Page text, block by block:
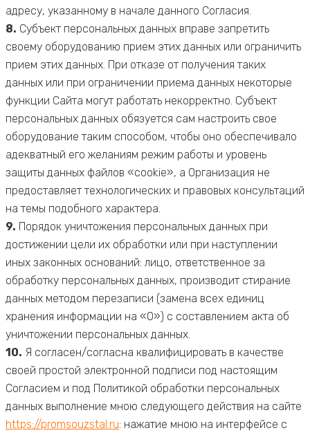
адресу, указанному в начале данного Согласия.
8. Субъект персональных данных вправе запретить
своему оборудованию прием этих данных или ограничить
прием этих данных. При отказе от получения таких
данных или при ограничении приема данных некоторые
функции Сайта могут работать некорректно. Субъект
персональных данных обязуется сам настроить свое
оборудование таким способом, чтобы оно обеспечивало
адекватный его желаниям режим работы и уровень
защиты данных файлов «cookie», а Организация не
предоставляет технологических и правовых консультаций
на темы подобного характера.
9. Порядок уничтожения персональных данных при
достижении цели их обработки или при наступлении
иных законных оснований: лицо, ответственное за
обработку персональных данных, производит стирание
данных методом перезаписи (замена всех единиц
хранения информации на «0») с составлением акта об
уничтожении персональных данных.
10. Я согласен/согласна квалифицировать в качестве
своей простой электронной подписи под настоящим
Согласием и под Политикой обработки персональных
данных выполнение мною следующего действия на сайте
https://promsouzstal.ru: нажатие мною на интерфейсе с